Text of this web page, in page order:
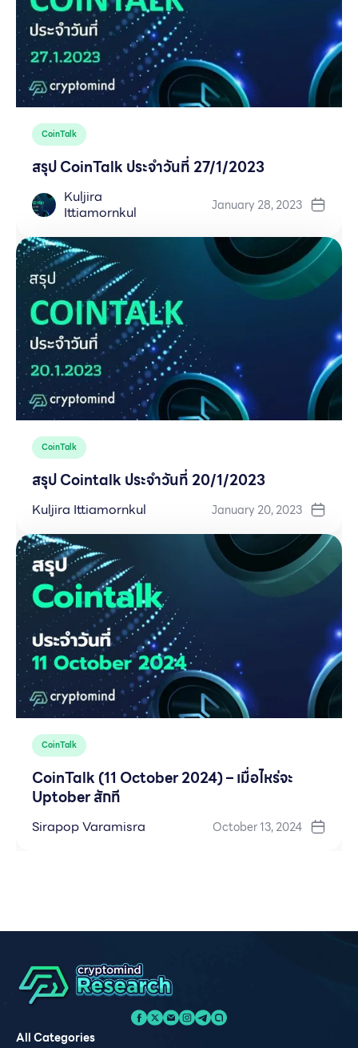
CoinTalk
สรุป CoinTalk ประจำวันที่ 27/1/2023
Kuljira
Ittiamornkul
January 28, 2023
CoinTalk
สรุป Cointalk ประจำวันที่ 20/1/2023
Kuljira Ittiamornkul January 20, 2023
CoinTalk
CoinTalk (11 October 2024) – เมื่อไหร่จะ
Uptober สักที
Sirapop Varamisra October 13, 2024
All Categories